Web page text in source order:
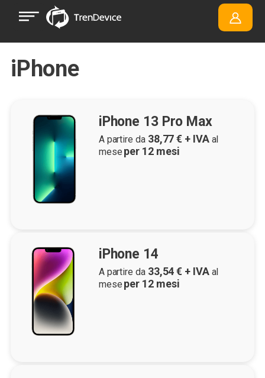
iPhone
iPhone 13 Pro Max
A partire da 38,77€ + IVA al
mese per 12 mesi
iPhone 14
A partire da 33,54€ + IVA al
mese per 12 mesi